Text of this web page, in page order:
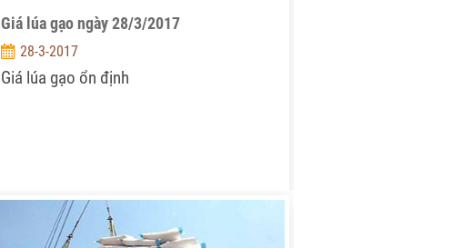
Giá lúa gạo ngày 28/3/2017
28-3-2017
Giá lúa gạo ổn định